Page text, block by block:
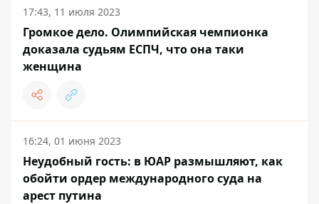
17:43, 11 июля 2023
Громкое дело. Олимпийская чемпионка
доказала судьям ЕСПЧ, что она таки
женщина
16:24, 01 июня 2023
Неудобный гость: в ЮАР размышляют, как
обойти ордер международного суда на
арест путина